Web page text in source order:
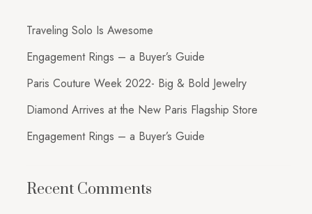
Traveling Solo Is Awesome
Engagement Rings – a Buyer’s Guide
Paris Couture Week 2022- Big & Bold Jewelry
Diamond Arrives at the New Paris Flagship Store
Engagement Rings – a Buyer’s Guide
Recent Comments